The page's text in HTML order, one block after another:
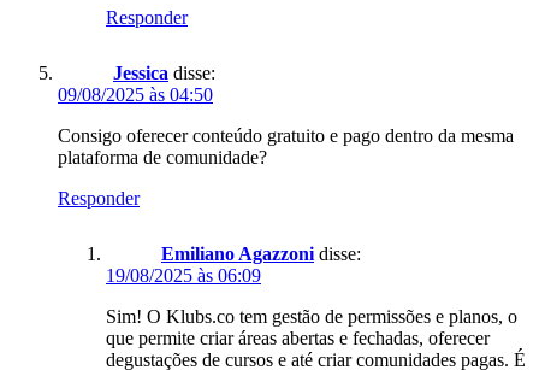
Responder
Jessica disse:
09/08/2025 às 04:50
Consigo oferecer conteúdo gratuito e pago dentro da mesma
plataforma de comunidade?
Responder
Emiliano Agazzoni disse:
19/08/2025 às 06:09
Sim! O Klubs.co tem gestão de permissões e planos, o
que permite criar áreas abertas e fechadas, oferecer
degustações de cursos e até criar comunidades pagas. É